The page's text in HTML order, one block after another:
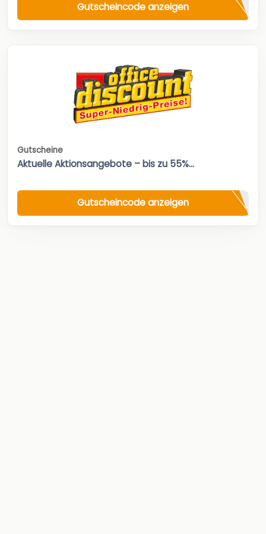
Gutscheincode anzeigen
Gutscheine
Aktuelle Aktionsangebote – bis zu 55%...
Gutscheincode anzeigen